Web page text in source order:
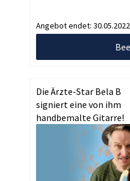
Angebot endet:
Die Ärzte-Star Bela B
signiert eine von ihm
handbemalte Gitarre!